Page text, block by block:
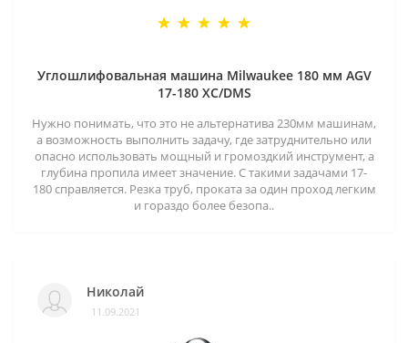
Углошлифовальная машина Milwaukee 180 мм AGV
17-180 XC/DMS
Нужно понимать, что это не альтернатива 230мм машинам,
а возможность выполнить задачу, где затруднительно или
опасно использовать мощный и громоздкий инструмент, а
глубина пропила имеет значение. С такими задачами 17-
180 справляется. Резка труб, проката за один проход легким
и гораздо более безопа..
Николай
11.09.2021